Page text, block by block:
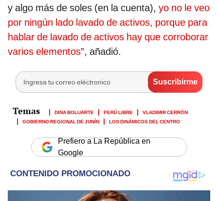
y algo más de soles (en la cuenta), yo no le veo
por ningún lado lavado de activos, porque para
hablar de lavado de activos hay que corroborar
varios elementos”, añadió.
DINA BOLUARTE PERÚ LIBRE
VLADIMIR CERRÓN
GOBIERNO REGIONAL DE JUNÍN
LOS DINÁMICOS DEL CENTRO
Prefiero a La República en
Google